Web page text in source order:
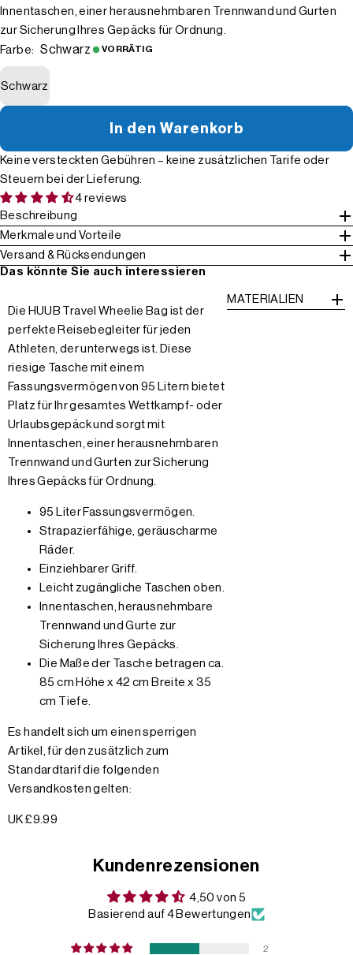
Innentaschen, einer herausnehmbaren Trennwand und Gurten
zur Sicherung Ihres Gepäcks für Ordnung.
Farbe:
Schwarz VORRÄTIG
Schwarz
In den Warenkorb
Keine versteckten Gebühren – keine zusätzlichen Tarife oder
Steuern bei der Lieferung.
4 reviews
Beschreibung
Merkmale und Vorteile
Versand & Rücksendungen
Das könnte Sie auch interessieren
Die HUUB Travel Wheelie Bag ist der
perfekte Reisebegleiter für jeden
Athleten, der unterwegs ist. Diese
riesige Tasche mit einem
Fassungsvermögen von 95 Litern bietet
Platz für Ihr gesamtes Wettkampf- oder
Urlaubsgepäck und sorgt mit
Innentaschen, einer herausnehmbaren
Trennwand und Gurten zur Sicherung
Ihres Gepäcks für Ordnung.
95 Liter Fassungsvermögen.
Strapazierfähige, geräuscharme
Räder.
Einziehbarer Griff.
Leicht zugängliche Taschen oben.
Innentaschen, herausnehmbare
Trennwand und Gurte zur
Sicherung Ihres Gepäcks.
Die Maße der Tasche betragen ca.
85 cm Höhe x 42 cm Breite x 35
cm Tiefe.
Es handelt sich um einen sperrigen
Artikel, für den zusätzlich zum
Standardtarif die folgenden
Versandkosten gelten:
UK £9.99
MATERIALIEN
Kundenrezensionen
4,50 von 5
Basierend auf 4 Bewertungen
2